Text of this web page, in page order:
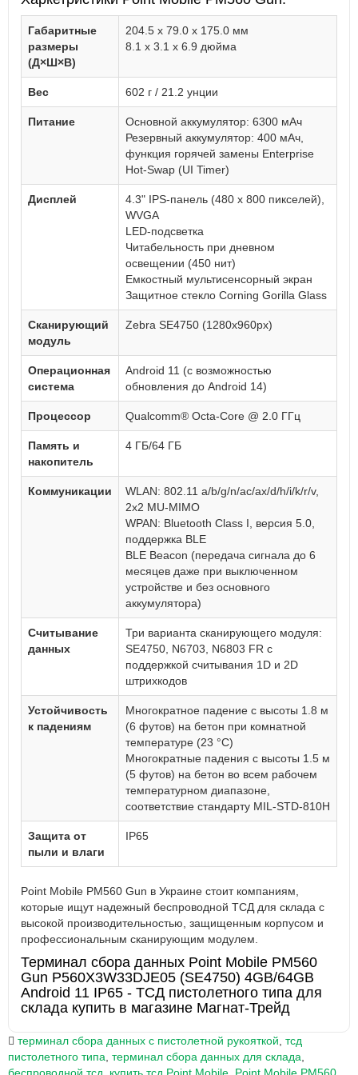
Габаритные
размеры
(Д×Ш×В)
204.5 x 79.0 x 175.0 мм
8.1 x 3.1 x 6.9 дюйма
Вес 602 г / 21.2 унции
Питание
Основной аккумулятор: 6300 мАч
Резервный аккумулятор: 400 мАч,
функция горячей замены Enterprise
Hot-Swap (UI Timer)
Дисплей
4.3" IPS-панель (480 x 800 пикселей),
WVGA
LED-подсветка
Читабельность при дневном
освещении (450 нит)
Емкостный мультисенсорный экран
Защитное стекло Corning Gorilla Glass
Сканирующий
модуль
Zebra SE4750 (1280х960px)
Операционная
система
Android 11 (с возможностью
обновления до Android 14)
Процессор Qualcomm® Octa-Core @ 2.0 ГГц
Память и
накопитель
4 ГБ/64 ГБ
Коммуникации
WLAN: 802.11 a/b/g/n/ac/ax/d/h/i/k/r/v,
2x2 MU-MIMO
WPAN: Bluetooth Class I, версия 5.0,
поддержка BLE
BLE Beacon (передача сигнала до 6
месяцев даже при выключенном
устройстве и без основного
аккумулятора)
Считывание
данных
Три варианта сканирующего модуля:
SE4750, N6703, N6803 FR с
поддержкой считывания 1D и 2D
штрихкодов
Устойчивость
к падениям
Многократное падение с высоты 1.8 м
(6 футов) на бетон при комнатной
температуре (23 °C)
Многократные падения с высоты 1.5 м
(5 футов) на бетон во всем рабочем
температурном диапазоне,
соответствие стандарту MIL-STD-810H
Защита от
пыли и влаги
IP65
Point Mobile PM560 Gun в Украине стоит компаниям,
которые ищут надежный беспроводной ТСД для склада с
высокой производительностью, защищенным корпусом и
профессиональным сканирующим модулем.
Терминал сбора данных Point Mobile PM560
Gun P560X3W33DJE05 (SE4750) 4GB/64GB
Android 11 IP65 - ТСД пистолетного типа для
склада купить в магазине Магнат-Трейд
терминал сбора данных с пистолетной рукояткой, тсд
пистолетного типа, терминал сбора данных для склада,